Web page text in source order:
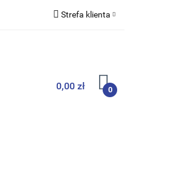
Strefa klienta
Dodaj zgłoszenie
0,00 zł 0